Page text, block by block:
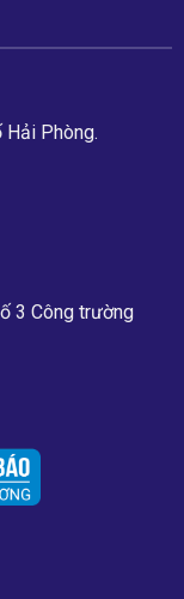
Hải Phòng.
3 Công trường